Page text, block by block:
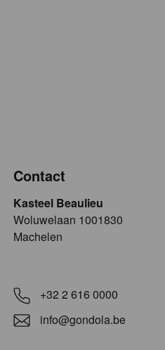
Contact
Kasteel Beaulieu
​​​Woluwelaan 1001830
Machelen
+32 2 616 0000
info@gondola.be